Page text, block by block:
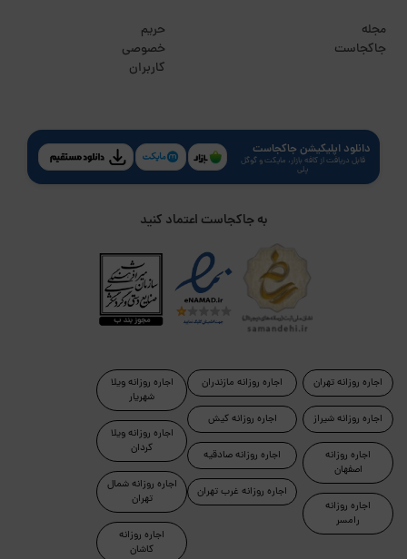
مجله
جاکجاست
حریم
خصوصی
کاربران
دانلود اپلیکیشن جاکجاست
قابل دریافت از کافه بازار، مایکت و گوگل
پلی
به جاکجاست اعتماد کنید
اجاره روزانه تهران
اجاره روزانه شیراز
اجاره روزانه
اصفهان
اجاره روزانه
رامسر
اجاره روزانه مازندران
اجاره روزانه کیش
اجاره روزانه صادقیه
اجاره روزانه غرب تهران
اجاره روزانه ویلا
شهریار
اجاره روزانه ویلا
کردان
اجاره روزانه شمال
تهران
اجاره روزانه
کاشان